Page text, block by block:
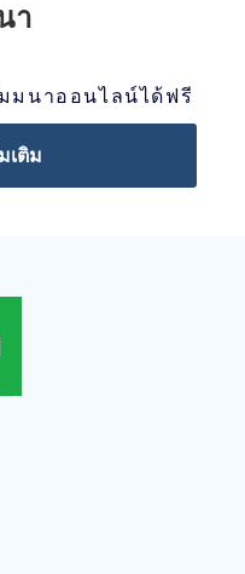
า
มนาออนไลน์ได้ฟรี
เติม